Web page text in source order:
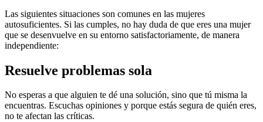
Las siguientes situaciones son comunes en las mujeres
autosuficientes. Si las cumples, no hay duda de que eres una mujer
que se desenvuelve en su entorno satisfactoriamente, de manera
independiente:
Resuelve problemas sola
No esperas a que alguien te dé una solución, sino que tú misma la
encuentras. Escuchas opiniones y porque estás segura de quién eres,
no te afectan las críticas.